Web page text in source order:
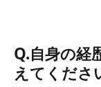
Q.自身の経
えてくださ